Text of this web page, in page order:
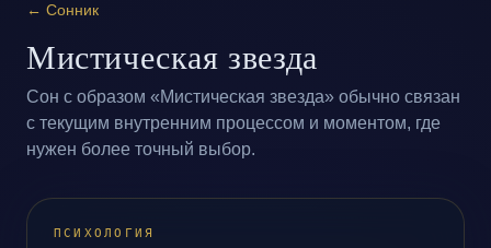
← Сонник
Мистическая звезда
Сон с образом «Мистическая звезда» обычно связан
с текущим внутренним процессом и моментом, где
нужен более точный выбор.
ПСИХОЛОГИЯ